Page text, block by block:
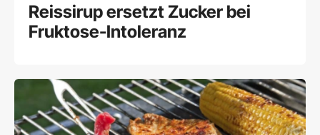
Reissirup ersetzt Zucker bei
Fruktose-Intoleranz